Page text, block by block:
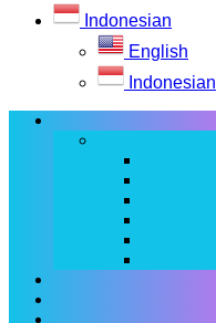
Indonesian
English
Indonesian